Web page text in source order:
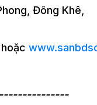
Đông Khê,
hoặc